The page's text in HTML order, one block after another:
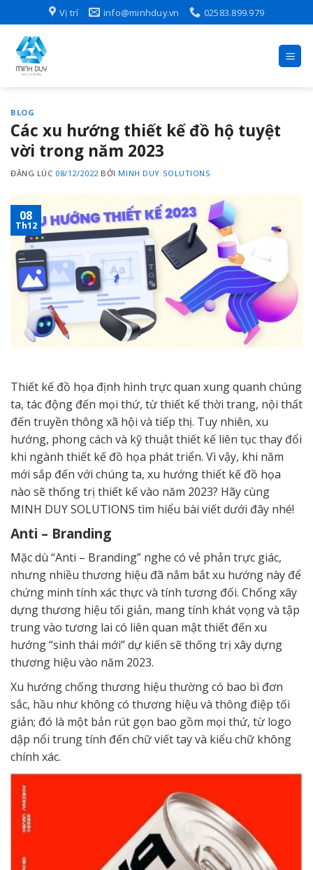
to
content
Vị trí info@minhduy.vn 02583.899.979
BLOG
Các xu hướng thiết kế đồ hộ tuyệt
vời trong năm 2023
ĐĂNG LÚC 08/12/2022 BỞI MINH DUY SOLUTIONS
08
Th12
Thiết kế đồ họa định hình trực quan xung quanh chúng
ta, tác động đến mọi thứ, từ thiết kế thời trang, nội thất
đến truyền thông xã hội và tiếp thị. Tuy nhiên, xu
hướng, phong cách và kỹ thuật thiết kế liên tục thay đổi
khi ngành thiết kế đồ họa phát triển. Vì vậy, khi năm
mới sắp đến với chúng ta, xu hướng thiết kế đồ họa
nào sẽ thống trị thiết kế vào năm 2023? Hãy cùng
MINH DUY SOLUTIONS tìm hiểu bài viết dưới đây nhé!
Anti – Branding
Mặc dù “Anti – Branding” nghe có vẻ phản trực giác,
nhưng nhiều thương hiệu đã nắm bắt xu hướng này để
chứng minh tính xác thực và tính tương đối. Chống xây
dựng thương hiệu tối giản, mang tính khát vọng và tập
trung vào tương lai có liên quan mật thiết đến xu
hướng “sinh thái mới” dự kiến sẽ thống trị xây dựng
thương hiệu vào năm 2023.
Xu hướng chống thương hiệu thường có bao bì đơn
sắc, hầu như không có thương hiệu và thông điệp tối
giản; đó là một bản rút gọn bao gồm mọi thứ, từ logo
dập nổi trung tính đến chữ viết tay và kiểu chữ không
chính xác.